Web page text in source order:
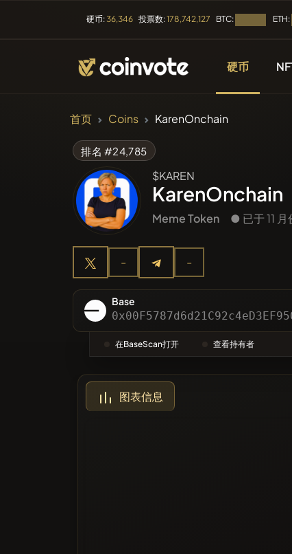
硬币:36,346 投票数:178,742,127 BTC: ETH:
硬币
最近
趋势
分类
最多
首页 Coins KarenOnchain
排名 #24,785
$KAREN
KarenOnchain
Meme Token ● 已于 11
- -
Base
在BaseScan打开 查看持有者
图表信息